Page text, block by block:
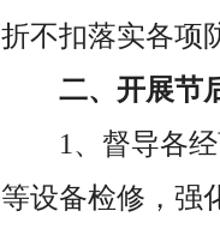
折不扣落实各项
二、开展节
1、督导各
等设备检修，强